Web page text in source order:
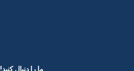
ما را دنبال کنید! ​